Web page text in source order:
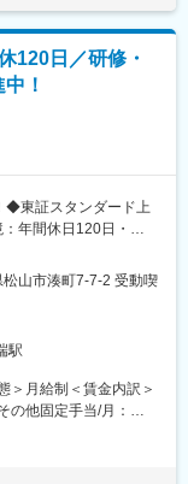
きやすい環境です！
、その分平日は出勤
インサービスを提供
年）と、日本で最
社です。
や利益よりも心に残
任プランナーとし
切な日を共に創るや
未来を書き換える
ない物語です。
仲間に必要なのは、ス
欲です。あなたの本
来を、輝かせる。そ
み重ねていきたい。
ていきませんか。
月額)は固定手当を含め
120日／研修・
！
◆東証スタンダード上
年間休日120日・有
ゲストの心を揺さぶ
回接客から打ち合わ
様一人ひとりに深く
山市湊町7-7-2 受動喫
駅
＞月給制＜賃金内訳＞
の他固定手当/月：